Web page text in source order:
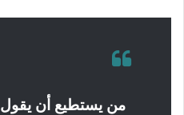
من يستطيع أن يقول